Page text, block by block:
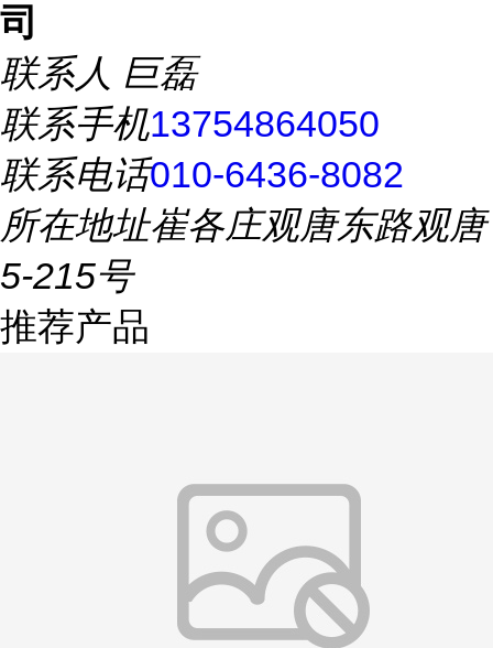
司
联系人 巨磊
联系手机13754864050
联系电话010-6436-8082
所在地址崔各庄观唐东路观唐
5-215号
推荐产品